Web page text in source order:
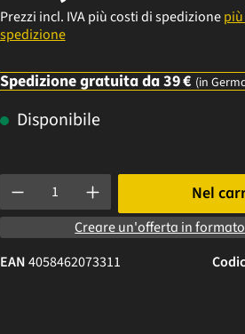
Prezzi incl. IVA più costi di spedizione
spedizione
Spedizione gratuita da 39 € (in
Disponibile
Quantità del prodotto: inserisci la
Nel
Creare un'offerta in formato
EAN4058462073311